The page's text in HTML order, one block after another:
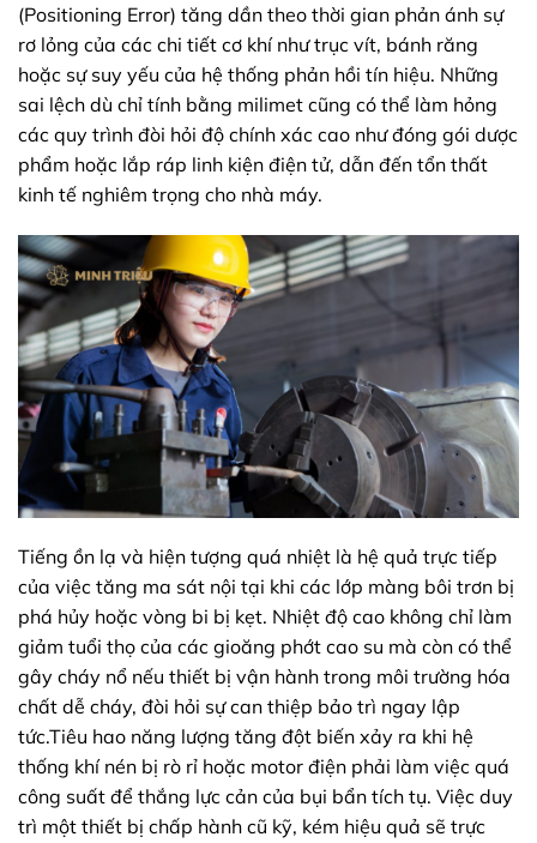
(Positioning Error) tăng dần theo thời gian phản ánh sự
rơ lỏng của các chi tiết cơ khí như trục vít, bánh răng
hoặc sự suy yếu của hệ thống phản hồi tín hiệu. Những
sai lệch dù chỉ tính bằng milimet cũng có thể làm hỏng
các quy trình đòi hỏi độ chính xác cao như đóng gói dược
phẩm hoặc lắp ráp linh kiện điện tử, dẫn đến tổn thất
kinh tế nghiêm trọng cho nhà máy.
Tiếng ồn lạ và hiện tượng quá nhiệt là hệ quả trực tiếp
của việc tăng ma sát nội tại khi các lớp màng bôi trơn bị
phá hủy hoặc vòng bi bị kẹt. Nhiệt độ cao không chỉ làm
giảm tuổi thọ của các gioăng phớt cao su mà còn có thể
gây cháy nổ nếu thiết bị vận hành trong môi trường hóa
chất dễ cháy, đòi hỏi sự can thiệp bảo trì ngay lập
tức.Tiêu hao năng lượng tăng đột biến xảy ra khi hệ
thống khí nén bị rò rỉ hoặc motor điện phải làm việc quá
công suất để thắng lực cản của bụi bẩn tích tụ. Việc duy
trì một thiết bị chấp hành cũ kỹ, kém hiệu quả sẽ trực